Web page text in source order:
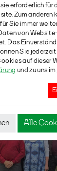
erforderlich für
Zum anderen
Sie immer
von
Das
Sie
auf dieser
und zu uns im
Alle